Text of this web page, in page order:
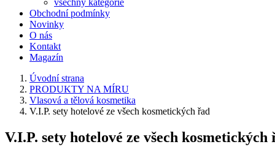
všechny kategorie
Obchodní podmínky
Novinky
O nás
Kontakt
Magazín
Úvodní strana
PRODUKTY NA MÍRU
Vlasová a tělová kosmetika
V.I.P. sety hotelové ze všech kosmetických řad
V.I.P. sety hotelové ze všech kosmetických